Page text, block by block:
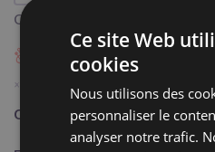
Quantité minimale 1 pièce
Ajouter à Bubumix
Catégorie: Mercerie
Ce site Web
cookies
Nous utilisons des
personnaliser le
analyser notre trafic.